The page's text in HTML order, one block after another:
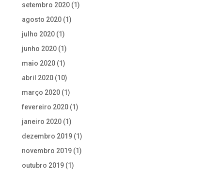
setembro 2020(1)
agosto 2020(1)
julho 2020(1)
junho 2020(1)
maio 2020(1)
abril 2020(10)
março 2020(1)
fevereiro 2020(1)
janeiro 2020(1)
dezembro 2019(1)
novembro 2019(1)
outubro 2019(1)